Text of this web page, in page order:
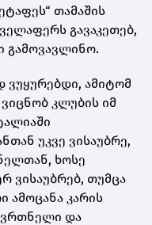
თამაშის
გავაკეთებ,
გამოვავლინო.
ვუყურებდი, ამიტომ
კლუბის იმ
უკვე ვისაუბრე,
ხოსე
ვისაუბრებ, თუმცა
ამოცანა კარის
და